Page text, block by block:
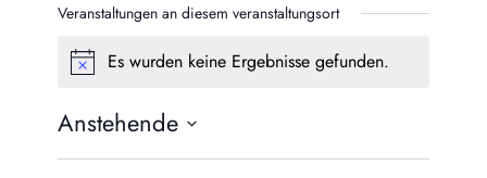
Veranstaltungen an diesem veranstaltungsort
HinweisEs wurden keine Ergebnisse gefunden.
Anstehende
Datum